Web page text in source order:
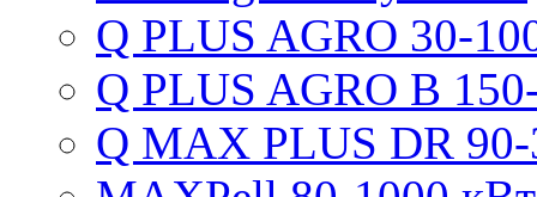
Q PLUS AGRO 30-
Q PLUS AGRO B
Q MAX PLUS DR